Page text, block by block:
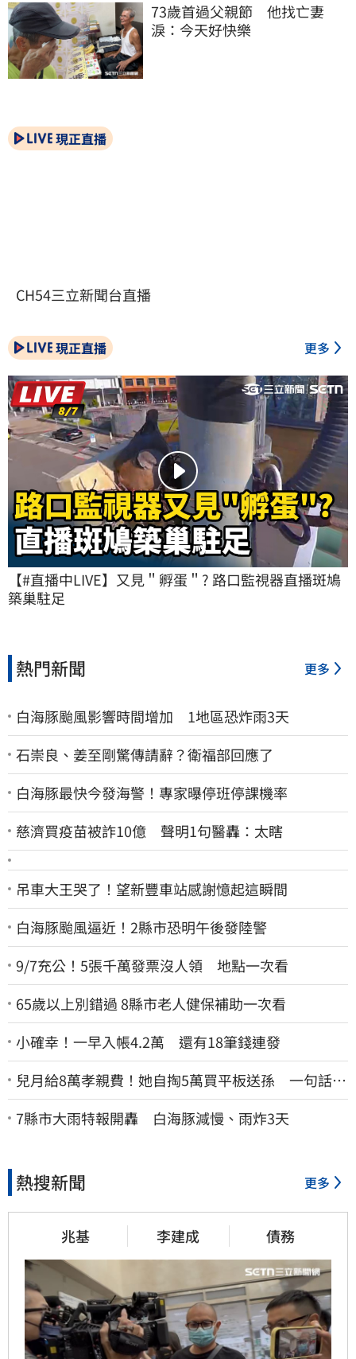
73歲首過父親節　他找亡妻
淚：今天好快樂
現正直播
CH54三立新聞台直播
現正直播 更多
【#直播中LIVE】又見＂孵蛋＂? 路口監視器直播斑鳩
築巢駐足
熱門新聞 更多
白海豚颱風影響時間增加 1地區恐炸雨3天
石崇良、姜至剛驚傳請辭？衛福部回應了
白海豚最快今發海警！專家曝停班停課機率
慈濟買疫苗被詐10億 聲明1句醫轟：太瞎
吊車大王哭了！望新豐車站感謝憶起這瞬間
白海豚颱風逼近！2縣市恐明午後發陸警
9/7充公！5張千萬發票沒人領 地點一次看
65歲以上別錯過 8縣市老人健保補助一次看
小確幸！一早入帳4.2萬 還有18筆錢連發
兒月給8萬孝親費！她自掏5萬買平板送孫 一句話愣
原地「傷心不已」
7縣市大雨特報開轟 白海豚減慢、雨炸3天
熱搜新聞 更多
兆基 李建成 債務